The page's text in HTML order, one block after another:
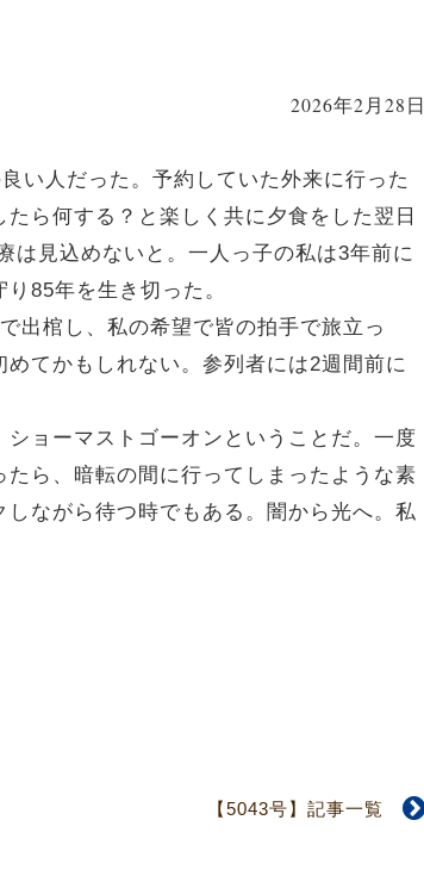
2026年2月28日
い人だった。予約していた外来に行った
ら何する？と楽しく共に夕食をした翌日
は見込めないと。一人っ子の私は3年前に
85年を生き切った。
出棺し、私の希望で皆の拍手で旅立っ
てかもしれない。参列者には2週間前に
ョーマストゴーオンということだ。一度
ら、暗転の間に行ってしまったような素
ながら待つ時でもある。闇から光へ。私
【5043号】記事一覧